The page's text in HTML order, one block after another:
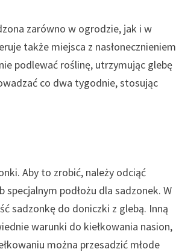
zarówno w ogrodzie, jak i w
także miejsca z
podlewać roślinę, utrzymując glebę
co dwa tygodnie, stosując
Aby to zrobić, należy odciąć
podłożu dla sadzonek. W
sadzonkę do doniczki z glebą. Inną
warunki do kiełkowania nasion,
można przesadzić młode